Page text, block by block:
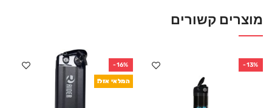
מוצרים קשורים
-13%
-16%
המלאי אזל!